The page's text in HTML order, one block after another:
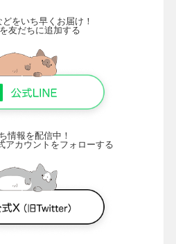
をいち早くお届け！
友だちに追加する
情報を配信中！
アカウントをフォローする